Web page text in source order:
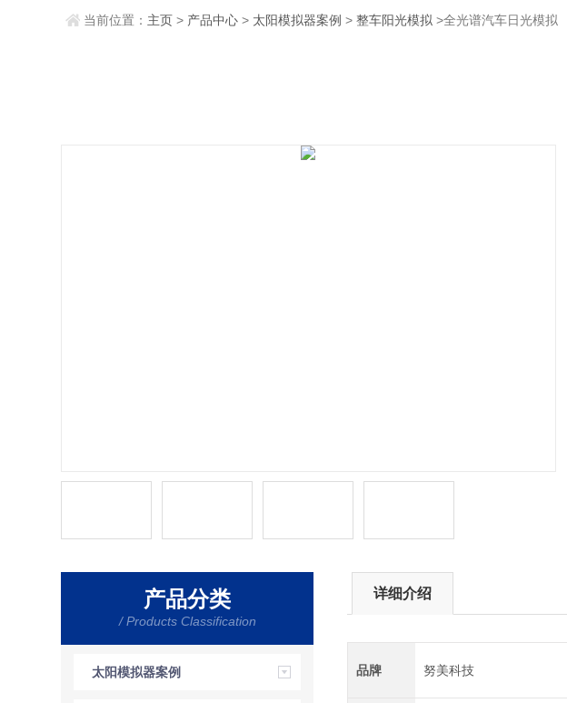
当前位置： 主页 > 产品中心 > 太阳模拟器案例 >整车阳光模拟 >全光谱汽车日光模拟
产品分类
/ Products Classification
太阳模拟器案例
详细介绍
品牌 努美科技